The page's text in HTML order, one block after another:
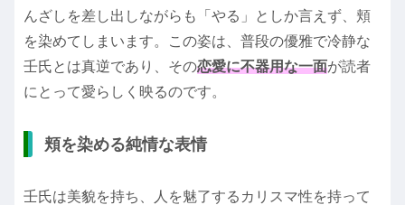
んざしを差し出しながらも「やる」としか言えず、頬
を染めてしまいます。この姿は、普段の優雅で冷静な
壬氏とは真逆であり、その恋愛に不器用な一面が読者
にとって愛らしく映るのです。
頬を染める純情な表情
壬氏は美貌を持ち、人を魅了するカリスマ性を持って